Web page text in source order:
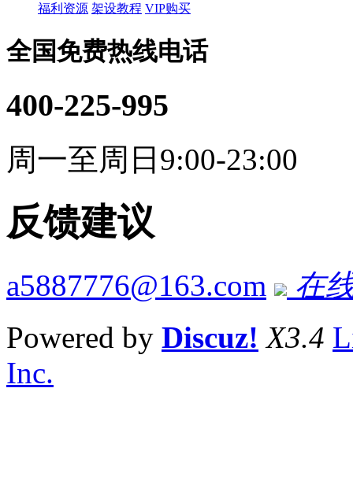
福利资源 架设教程 VIP购买
全国免费热线电话
400-225-995
周一至周日9:00-23:00
反馈建议
a5887776@163.com
在
Powered by Discuz! X3.4
Inc.